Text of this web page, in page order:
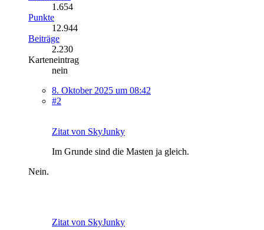
1.654
Punkte
12.944
Beiträge
2.230
Karteneintrag
nein
8. Oktober 2025 um 08:42
#2
Zitat von SkyJunky
Im Grunde sind die Masten ja gleich.
Nein.
Zitat von SkyJunky